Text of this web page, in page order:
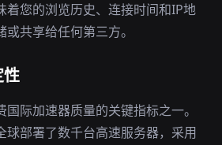
着您的浏览历史、连接时间和IP地
共享给任何第三方。
性
际加速器质量的关键指标之一。
球部署了数千台高速服务器，采用